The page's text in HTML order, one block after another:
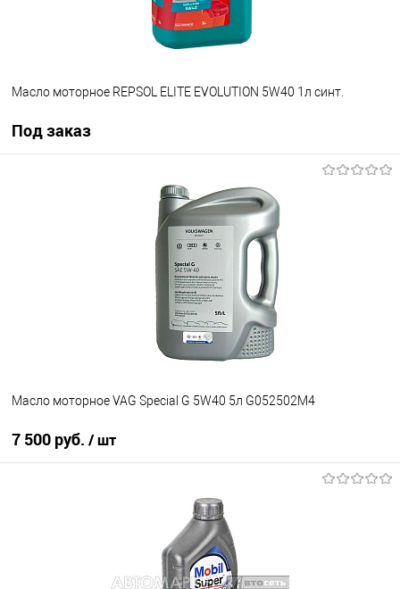
Масло моторное REPSOL ELITE EVOLUTION 5W40 1л синт.
Под заказ
Под заказ
Под заказ
Масло моторное VAG Special G 5W40 5л G052502M4
7 500 руб. / шт